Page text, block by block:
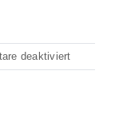
deaktiviertfür